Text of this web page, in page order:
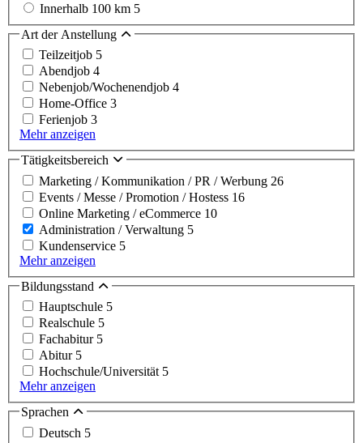
Innerhalb 100 km 5
Art der Anstellung
Teilzeitjob 5
Abendjob 4
Nebenjob/Wochenendjob 4
Home-Office 3
Ferienjob 3
Mehr anzeigen
Tätigkeitsbereich
Marketing / Kommunikation / PR / Werbung 26
Events / Messe / Promotion / Hostess 16
Online Marketing / eCommerce 10
Administration / Verwaltung 5
Kundenservice 5
Mehr anzeigen
Bildungsstand
Hauptschule 5
Realschule 5
Fachabitur 5
Abitur 5
Hochschule/Universität 5
Mehr anzeigen
Sprachen
Deutsch 5